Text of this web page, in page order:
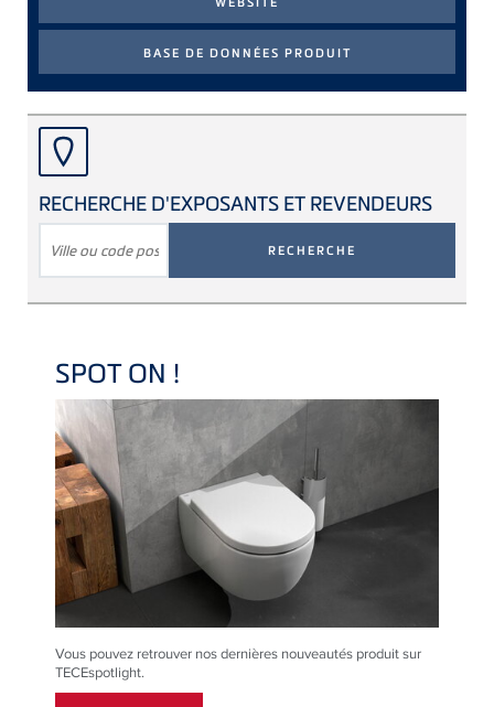
RECHERCHE D'EXPOSANTS ET REVENDEURS
RECHERCHE
SPOT ON !
Vous pouvez retrouver nos dernières nouveautés produit sur
TECEspotlight.